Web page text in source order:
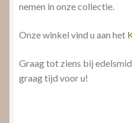
nemen in onze collectie.
Onze winkel vind u aan het
Graag tot ziens bij
graag tijd voor u!